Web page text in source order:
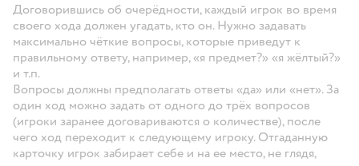
Договорившись об очерёдности, каждый игрок во время
своего хода должен угадать, кто он. Нужно задавать
максимально чёткие вопросы, которые приведут к
правильному ответу, например, «я предмет?» «я жёлтый?»
и т.п.
Вопросы должны предполагать ответы «да» или «нет». За
один ход можно задать от одного до трёх вопросов
(игроки заранее договариваются о количестве), после
чего ход переходит к следующему игроку. Отгаданную
карточку игрок забирает себе и на ее место, не глядя,